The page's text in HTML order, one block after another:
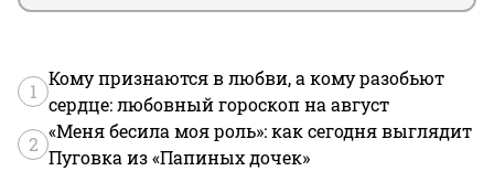
1
Кому признаются в любви, а кому разобьют
сердце: любовный гороскоп на август
2
«Меня бесила моя роль»: как сегодня выглядит
Пуговка из «Папиных дочек»